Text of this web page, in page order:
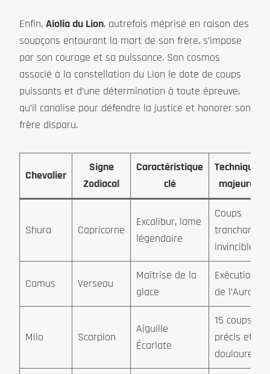
Enfin, Aiolia du Lion, autrefois méprisé en raison des
soupçons entourant la mort de son frère, s’impose
par son courage et sa puissance. Son cosmos
associé à la constellation du Lion le dote de coups
puissants et d’une détermination à toute épreuve,
qu’il canalise pour défendre la justice et honorer son
frère disparu.
Chevalier
Signe
Zodiacal
Caractéristique
clé
Techniques
majeures
Shura Capricorne
Excalibur, lame
légendaire
Coups
tranchants
invincibles
Camus Verseau
Maîtrise de la
glace
Exécution
de l’Aurore
Milo Scorpion
Aiguille
Écarlate
15 coups
précis et
douloureux